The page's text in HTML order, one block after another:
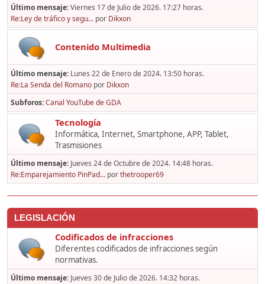
Último mensaje:Viernes 17 de Julio de 2026. 17:27 horas.
Re:Ley de tráfico y segu... por Dikxon
Contenido Multimedia
Último mensaje: Lunes 22 de Enero de 2024. 13:50 horas.
Re:La Senda del Romano por Dikxon
Subforos Canal YouTube de GDA
Tecnología
Informática, Internet, Smartphone, APP, Tablet,
Trasmisiones
Último mensaje: Jueves 24 de Octubre de 2024. 14:48 horas.
Re:Emparejamiento PinPad... porthetrooper69
LEGISLACIÓN
Codificados de infracciones
Diferentes codificados de infracciones según
normativas.
Último mensaje: Jueves 30 de Julio de 2026. 14:32 horas.